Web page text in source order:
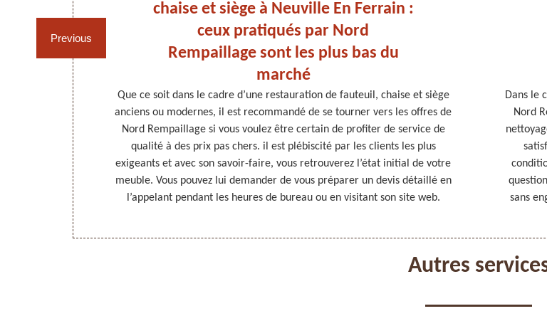
Previous
chaise et siège à Neuville En Ferrain :
ceux pratiqués par Nord
Rempaillage sont les plus bas du
marché
Que ce soit dans le cadre d’une restauration de fauteuil, chaise et siège
anciens ou modernes, il est recommandé de se tourner vers les offres de
Nord Rempaillage si vous voulez être certain de profiter de service de
qualité à des prix pas chers. il est plébiscité par les clients les plus
exigeants et avec son savoir-faire, vous retrouverez l’état initial de votre
meuble. Vous pouvez lui demander de vous préparer un devis détaillé en
l’appelant pendant les heures de bureau ou en visitant son site web.
Dans le
Nord
sans
Autres